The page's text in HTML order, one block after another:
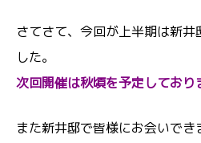
さてさて、今回が上半期は新
した。
次回開催は秋頃を予定しており
また新井邸で皆様にお会いで